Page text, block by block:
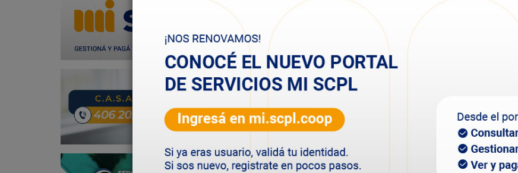
24-07-2026
La SCPL fortalece su política social con
un Plan Integral de Contención para sus
asociados
13-07-2026
"estaremos atentos a quienes necesiten
acompañamiento"
LA SCPL SE SUMA A LA CELEBRACIÓN DEL